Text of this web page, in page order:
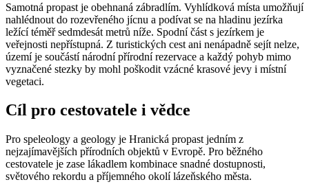
Samotná propast je obehnaná zábradlím. Vyhlídková místa umožňují
nahlédnout do rozevřeného jícnu a podívat se na hladinu jezírka
ležící téměř sedmdesát metrů níže. Spodní část s jezírkem je
veřejnosti nepřístupná. Z turistických cest ani nenápadně sejít nelze,
území je součástí národní přírodní rezervace a každý pohyb mimo
vyznačené stezky by mohl poškodit vzácné krasové jevy i místní
vegetaci.
Cíl pro cestovatele i vědce
Pro speleology a geology je Hranická propast jedním z
nejzajímavějších přírodních objektů v Evropě. Pro běžného
cestovatele je zase lákadlem kombinace snadné dostupnosti,
světového rekordu a příjemného okolí lázeňského města.